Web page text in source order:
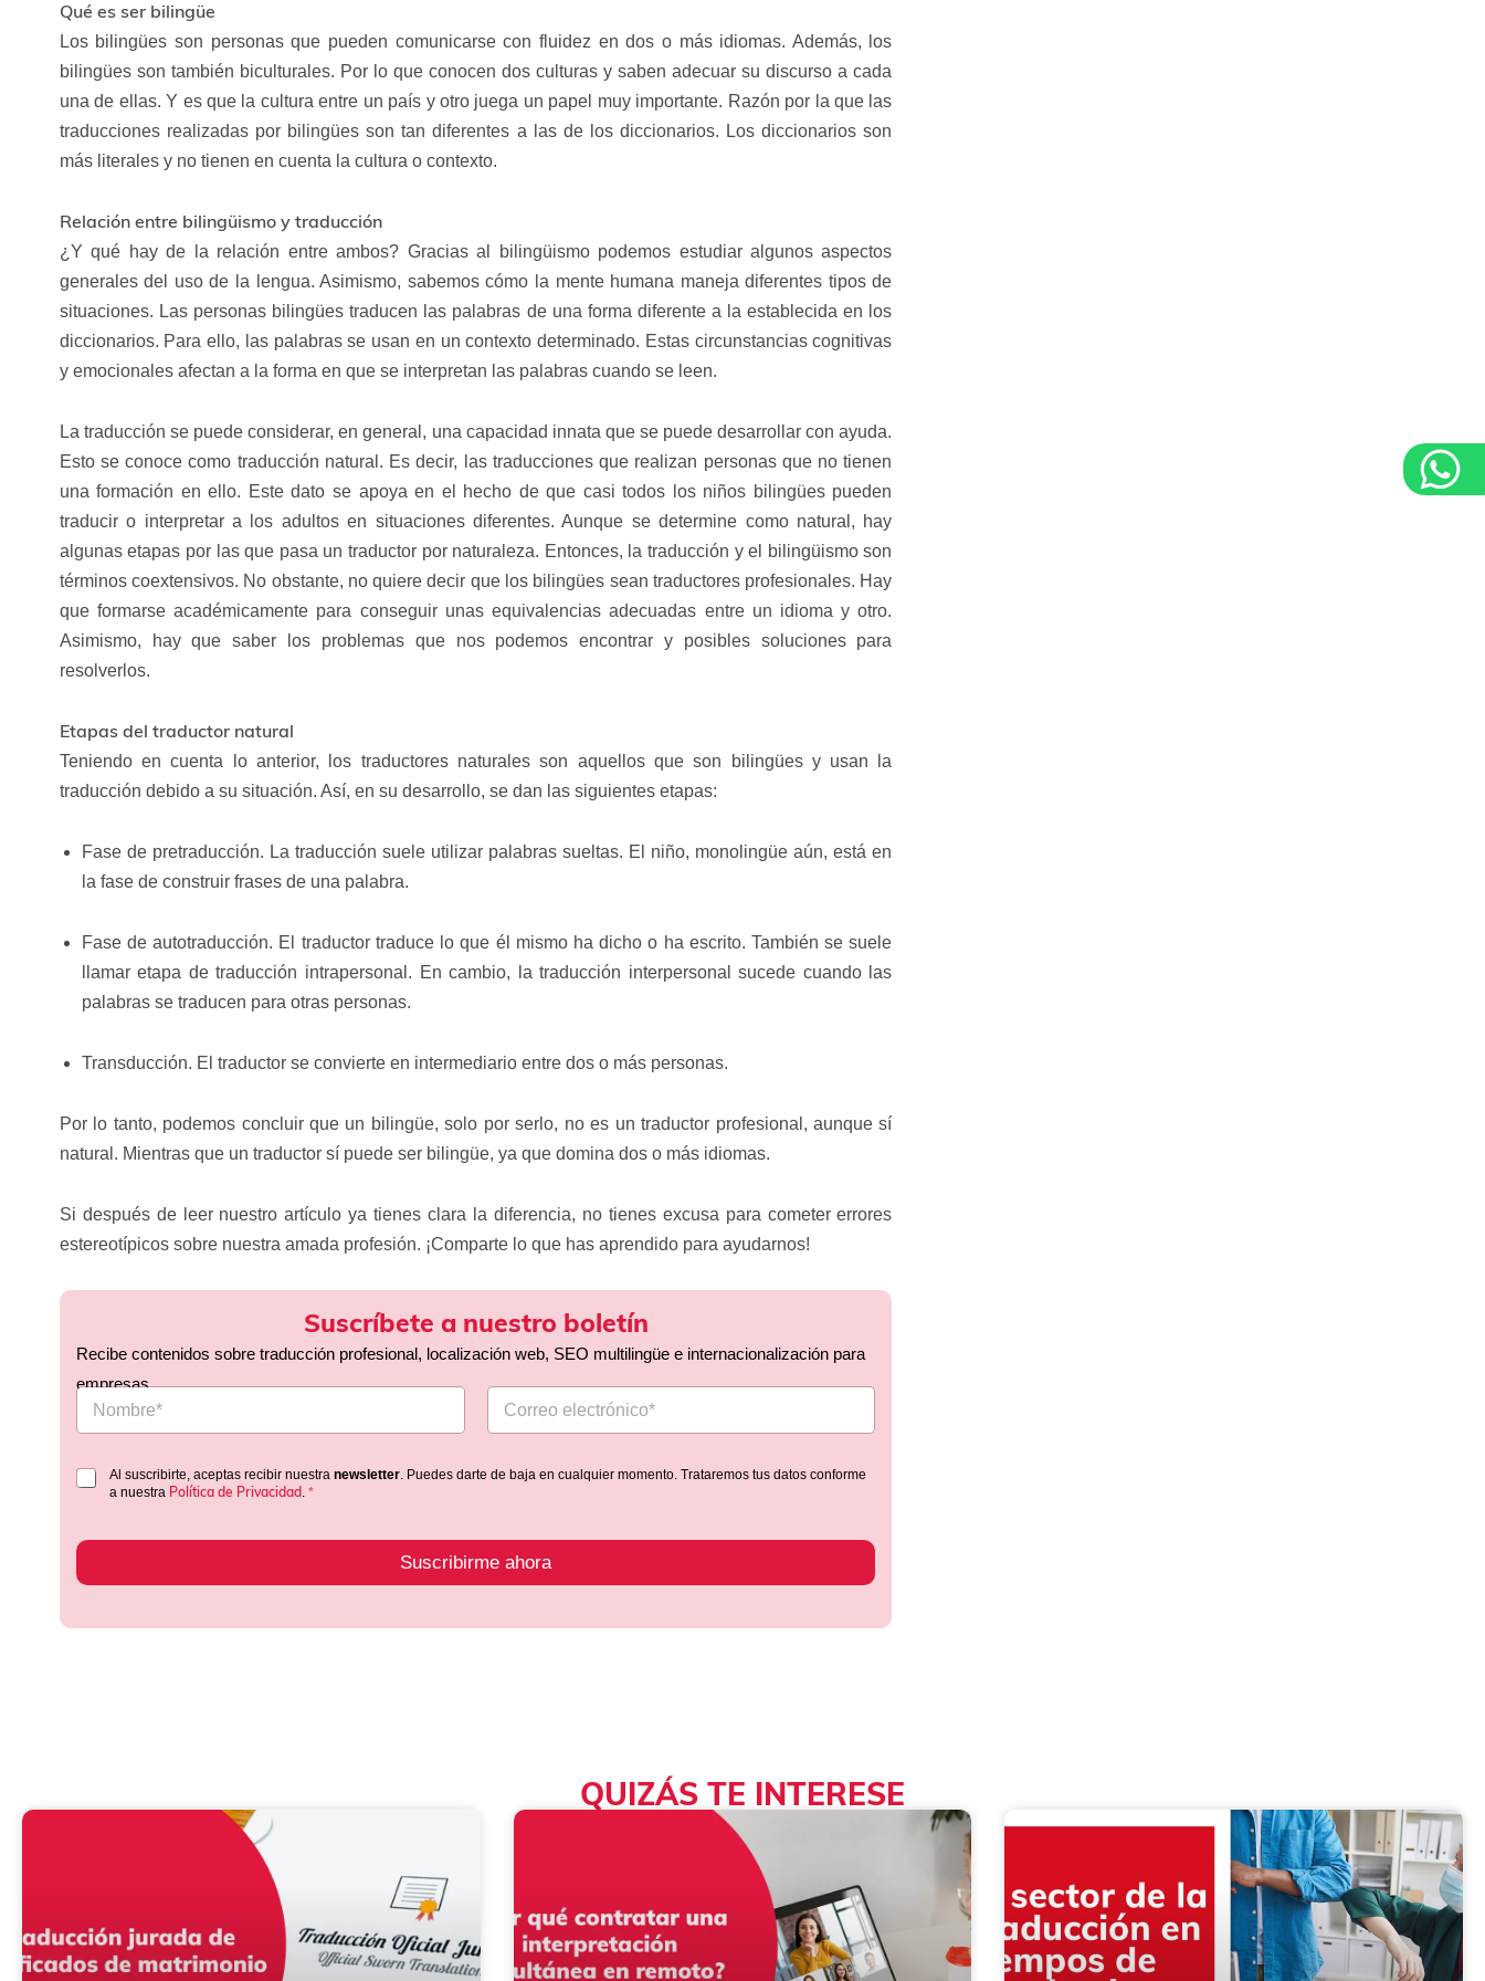
Qué es ser bilingüe
Los bilingües son personas que pueden comunicarse con fluidez en dos o más idiomas. Además, los
bilingües son también biculturales. Por lo que conocen dos culturas y saben adecuar su discurso a cada
una de ellas. Y es que la cultura entre un país y otro juega un papel muy importante. Razón por la que las
traducciones realizadas por bilingües son tan diferentes a las de los diccionarios. Los diccionarios son
más literales y no tienen en cuenta la cultura o contexto.
Relación entre bilingüismo y traducción
¿Y qué hay de la relación entre ambos? Gracias al bilingüismo podemos estudiar algunos aspectos
generales del uso de la lengua. Asimismo, sabemos cómo la mente humana maneja diferentes tipos de
situaciones. Las personas bilingües traducen las palabras de una forma diferente a la establecida en los
diccionarios. Para ello, las palabras se usan en un contexto determinado. Estas circunstancias cognitivas
y emocionales afectan a la forma en que se interpretan las palabras cuando se leen.
La traducción se puede considerar, en general, una capacidad innata que se puede desarrollar con ayuda.
Esto se conoce como traducción natural. Es decir, las traducciones que realizan personas que no tienen
una formación en ello. Este dato se apoya en el hecho de que casi todos los niños bilingües pueden
traducir o interpretar a los adultos en situaciones diferentes. Aunque se determine como natural, hay
algunas etapas por las que pasa un traductor por naturaleza. Entonces, la traducción y el bilingüismo son
términos coextensivos. No obstante, no quiere decir que los bilingües sean traductores profesionales. Hay
que formarse académicamente para conseguir unas equivalencias adecuadas entre un idioma y otro.
Asimismo, hay que saber los problemas que nos podemos encontrar y posibles soluciones para
resolverlos.
Etapas del traductor natural
Teniendo en cuenta lo anterior, los traductores naturales son aquellos que son bilingües y usan la
traducción debido a su situación. Así, en su desarrollo, se dan las siguientes etapas:
Fase de pretraducción. La traducción suele utilizar palabras sueltas. El niño, monolingüe aún, está en
la fase de construir frases de una palabra.
Fase de autotraducción. El traductor traduce lo que él mismo ha dicho o ha escrito. También se suele
llamar etapa de traducción intrapersonal. En cambio, la traducción interpersonal sucede cuando las
palabras se traducen para otras personas.
Transducción. El traductor se convierte en intermediario entre dos o más personas.
Por lo tanto, podemos concluir que un bilingüe, solo por serlo, no es un traductor profesional, aunque sí
natural. Mientras que un traductor sí puede ser bilingüe, ya que domina dos o más idiomas.
Si después de leer nuestro artículo ya tienes clara la diferencia, no tienes excusa para cometer errores
estereotípicos sobre nuestra amada profesión. ¡Comparte lo que has aprendido para ayudarnos!
Suscríbete a nuestro boletín
Recibe contenidos sobre traducción profesional, localización web, SEO multilingüe e internacionalización para
empresas.
Al suscribirte, aceptas recibir nuestra newsletter. Puedes darte de baja en cualquier momento. Trataremos tus datos conforme
a nuestra Política de Privacidad. *
Suscribirme ahora
QUIZÁS TE INTERESE